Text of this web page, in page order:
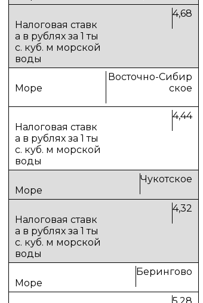
4,68
Восточно-Сибир
ское
4,44
Чукотское
4,32
Берингово